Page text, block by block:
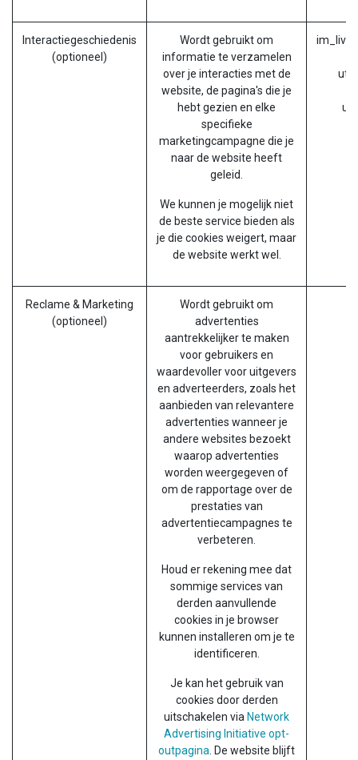
Interactiegeschiedenis
(optioneel)
Wordt gebruikt om
informatie te verzamelen
over je interacties met de
website, de pagina's die je
hebt gezien en elke
specifieke
marketingcampagne die je
naar de website heeft
geleid.
We kunnen je mogelijk niet
de beste service bieden als
je die cookies weigert, maar
de website werkt wel.
Reclame & Marketing
(optioneel)
Wordt gebruikt om
advertenties
aantrekkelijker te maken
voor gebruikers en
waardevoller voor uitgevers
en adverteerders, zoals het
aanbieden van relevantere
advertenties wanneer je
andere websites bezoekt
waarop advertenties
worden weergegeven of
om de rapportage over de
prestaties van
advertentiecampagnes te
verbeteren.
Houd er rekening mee dat
sommige services van
derden aanvullende
cookies in je browser
kunnen installeren om je te
identificeren.
Je kan het gebruik van
cookies door derden
uitschakelen via Network
Advertising Initiative opt-
outpagina . De website blijft